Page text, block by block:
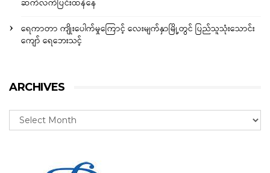
ဆက်လက်ပြင်းထန်နေ
ရေကာတာ ကျိုးပေါက်မှုကြောင့် လေးမျက်နှာမြို့တွင် ပြည်သူသုံးသောင်း
ကျော် ရေဘေးသင့်
ARCHIVES